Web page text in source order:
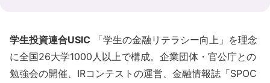
学生投資連合USIC 「学生の金融リテラシー向上」を理念
に全国26大学1000人以上で構成。企業団体・官公庁との
勉強会の開催、IRコンテストの運営、金融情報誌「SPOC